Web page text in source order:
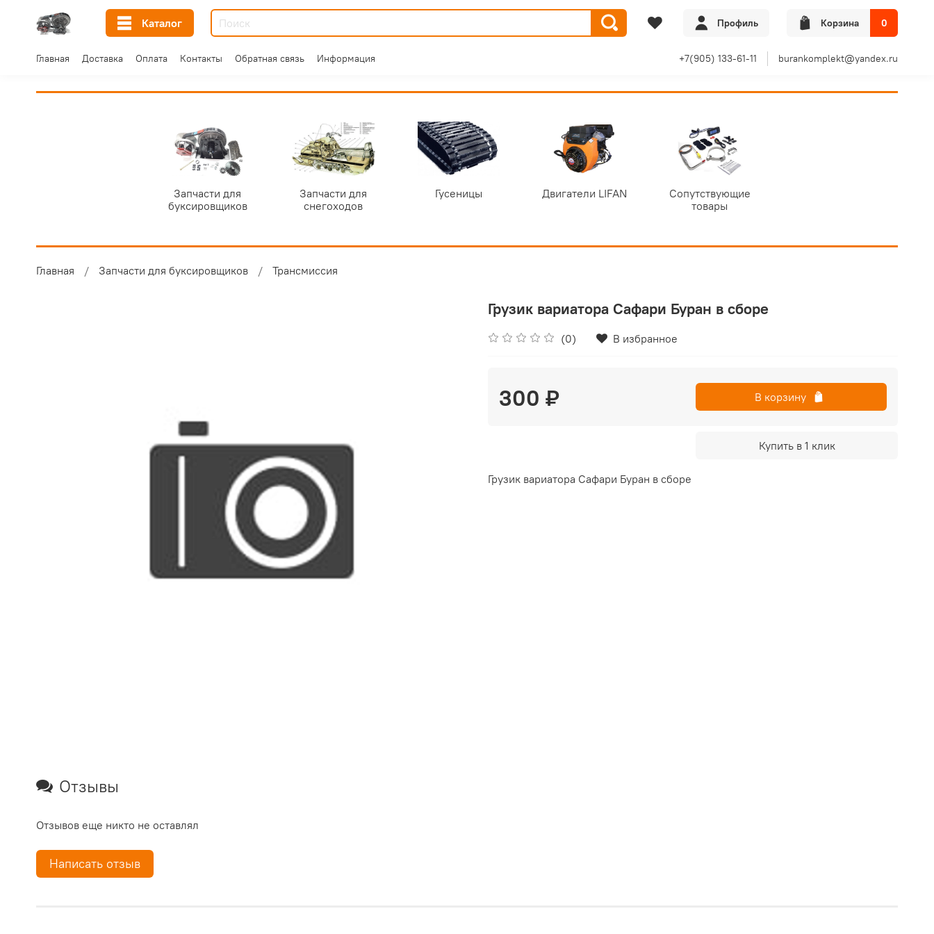
Каталог Профиль Корзина 0
Главная Доставка Оплата Контакты Обратная связь Информация +7(905) 133-61-11 burankomplekt@yandex.ru
Запчасти для
буксировщиков
Запчасти для
снегоходов
Гусеницы Двигатели LIFAN
Сопутствующие
товары
Главная Запчасти для буксировщиков Трансмиссия
Грузик вариатора Сафари Буран в сборе
(0) В избранное
300 ₽ В корзину
Купить в 1 клик
Грузик вариатора Сафари Буран в сборе
Отзывы
Отзывов еще никто не оставлял
Написать отзыв